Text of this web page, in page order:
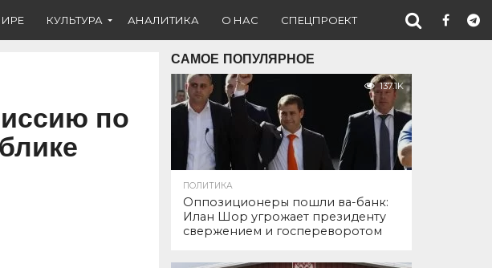
КУЛЬТУРА АНАЛИТИКА О НАС СПЕЦПРОЕКТ
по
САМОЕ ПОПУЛЯРНОЕ
137.1K
ПОЛИТИКА
Оппозиционеры пошли ва-банк:
Илан Шор угрожает президенту
свержением и госпереворотом